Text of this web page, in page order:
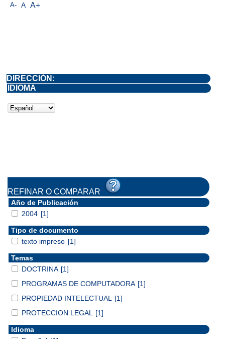
A- A A+
DIRECCIÓN:
IDIOMA
REFINAR O COMPARAR
Año de Publicación
2004 [1]
Tipo de documento
texto impreso [1]
Temas
DOCTRINA [1]
PROGRAMAS DE COMPUTADORA [1]
PROPIEDAD INTELECTUAL
[1]
PROTECCION LEGAL
[1]
Idioma